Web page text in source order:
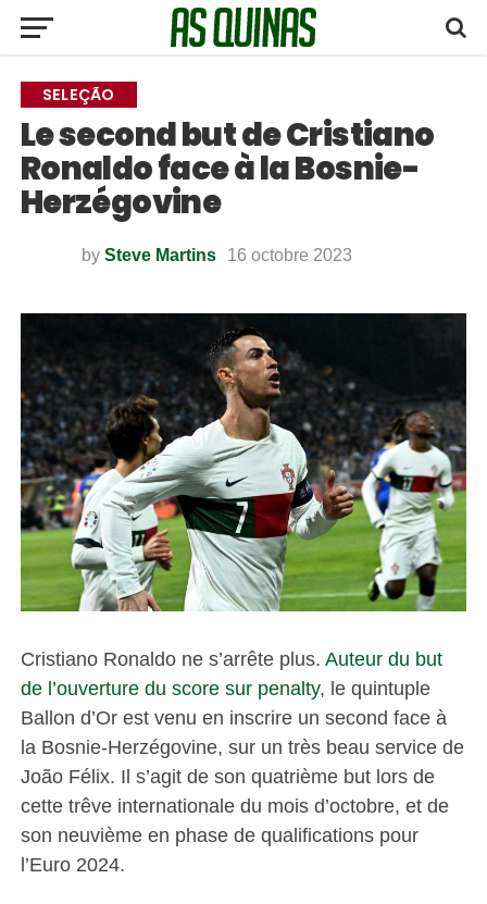
SELEÇÃO
Le second but de Cristiano
Ronaldo face à la Bosnie-
Herzégovine
by Steve Martins 16 octobre 2023
Cristiano Ronaldo ne s’arrête plus. Auteur du but
de l’ouverture du score sur penalty, le quintuple
Ballon d’Or est venu en inscrire un second face à
la Bosnie-Herzégovine, sur un très beau service de
João Félix. Il s’agit de son quatrième but lors de
cette trêve internationale du mois d’octobre, et de
son neuvième en phase de qualifications pour
l’Euro 2024.